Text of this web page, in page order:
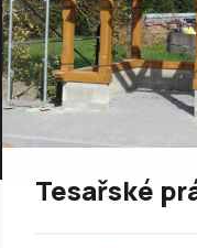
Tesařské